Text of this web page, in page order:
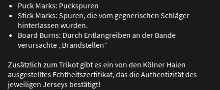
Puck Marks: Puckspuren
Stick Marks: Spuren, die vom gegnerischen Schläger
hinterlassen wurden.
Board Burns: Durch Entlangreiben an der Bande
verursachte „Brandstellen“
Zusätzlich zum Trikot gibt es ein von den Kölner Haien
ausgestelltes Echtheitszertifikat, das die Authentizität des
jeweiligen Jerseys bestätigt!